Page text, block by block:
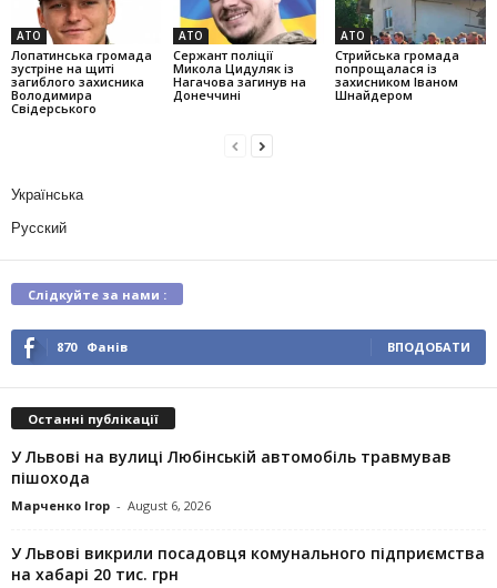
АТО
Лопатинська громада
зустріне на щиті
загиблого захисника
Володимира
Свідерського
АТО
Сержант поліції
Микола Цидуляк із
Нагачова загинув на
Донеччині
АТО
Стрийська громада
попрощалася із
захисником Іваном
Шнайдером
Українська
Русский
Слідкуйте за нами :
870 Фанів ВПОДОБАТИ
Останні публікації
У Львові на вулиці Любінській автомобіль травмував
пішохода
Марченко Ігор - August 6, 2026
У Львові викрили посадовця комунального підприємства
на хабарі 20 тис. грн